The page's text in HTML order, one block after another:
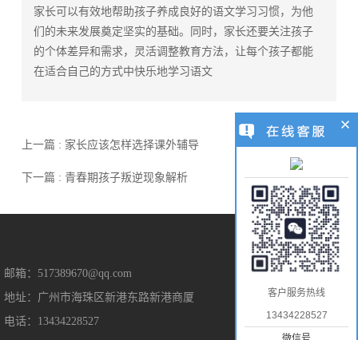
家长可以有效地帮助孩子养成良好的语文学习习惯，为他
们的未来发展奠定坚实的基础。同时，家长还要关注孩子
的个体差异和需求，灵活调整教育方法，让每个孩子都能
在适合自己的方式中快乐地学习语文
上一篇 : 家长应该怎样选择课外辅导
下一篇 : 青春期孩子叛逆现象解析
邮箱：517389670@qq.com
地址：广州市海珠区新港东路新港商厦
电话：13434228527
售后保障
售后服务
隐私保护
客户服务热线
13434228527